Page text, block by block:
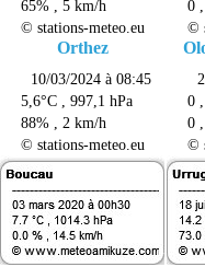
Orthez